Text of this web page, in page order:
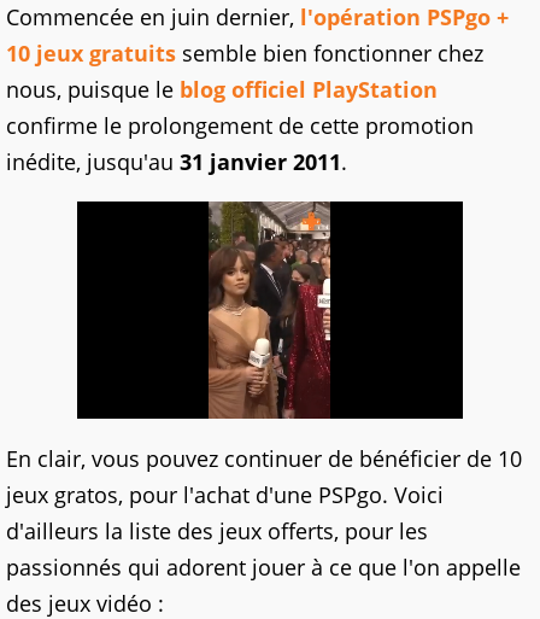
Commencée en juin dernier, l'opération PSPgo +
10 jeux gratuits semble bien fonctionner chez
nous, puisque le blog officiel PlayStation
confirme le prolongement de cette promotion
inédite, jusqu'au 31 janvier 2011.
En clair, vous pouvez continuer de bénéficier de 10
jeux gratos, pour l'achat d'une PSPgo. Voici
d'ailleurs la liste des jeux offerts, pour les
passionnés qui adorent jouer à ce que l'on appelle
des jeux vidéo :